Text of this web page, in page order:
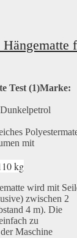
Marke:
mit
kg
wird mit
zwischen 2
4 m). Die
zu
Maschine